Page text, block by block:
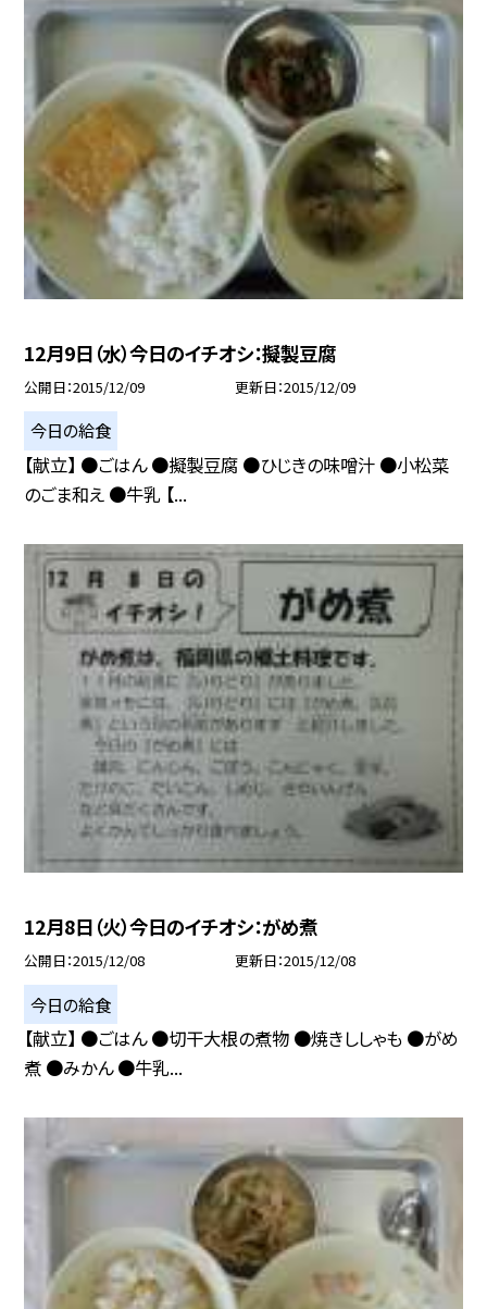
12月9日（水）今日のイチオシ：擬製豆腐
公開日 2015/12/09 更新日 2015/12/09
今日の給食
【献立】 ●ごはん ●擬製豆腐 ●ひじきの味噌汁 ●小松菜
のごま和え ●牛乳 【...
12月8日（火）今日のイチオシ：がめ煮
公開日 2015/12/08 更新日 2015/12/08
今日の給食
【献立】 ●ごはん ●切干大根の煮物 ●焼きししゃも ●がめ
煮 ●みかん ●牛乳...